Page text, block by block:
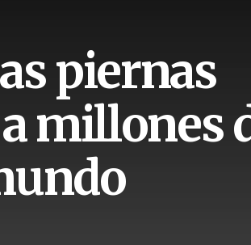
piernas
millones